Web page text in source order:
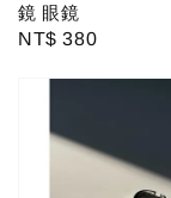
鏡 眼鏡
Regular
NT$ 380